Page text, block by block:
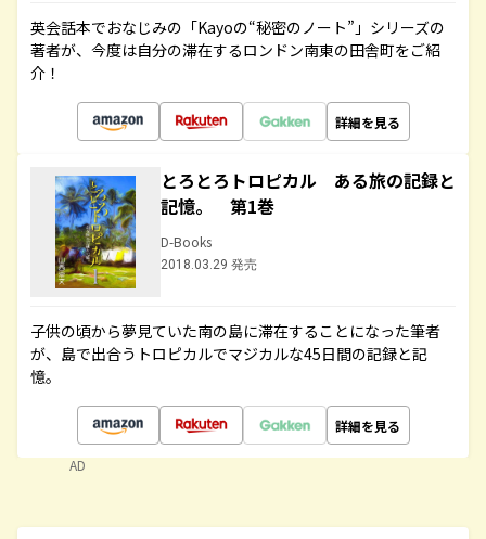
英会話本でおなじみの「Kayoの“秘密のノート”」シリーズの
著者が、今度は自分の滞在するロンドン南東の田舎町をご紹
介！
詳細を見る
とろとろトロピカル ある旅の記録と
記憶。 第1巻
D-Books
2018.03.29 発売
子供の頃から夢見ていた南の島に滞在することになった筆者
が、島で出合うトロピカルでマジカルな45日間の記録と記
憶。
詳細を見る
AD